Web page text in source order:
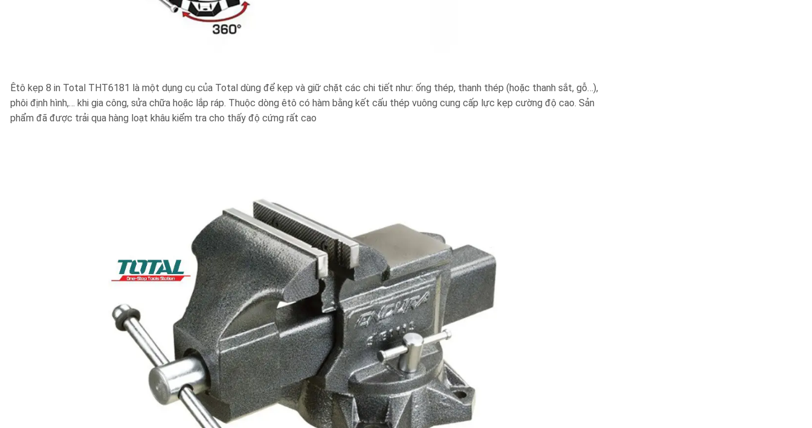
Êtô kẹp 8 in Total THT6181 là một dụng cụ của Total dùng để kẹp và giữ chặt các chi tiết như: ống thép, thanh thép (hoặc thanh sắt, gỗ…),
phôi định hình,… khi gia công, sửa chữa hoặc lắp ráp. Thuộc dòng êtô có hàm bằng kết cấu thép vuông cung cấp lực kẹp cường độ cao. Sản
phẩm đã được trải qua hàng loạt khâu kiểm tra cho thấy độ cứng rất cao